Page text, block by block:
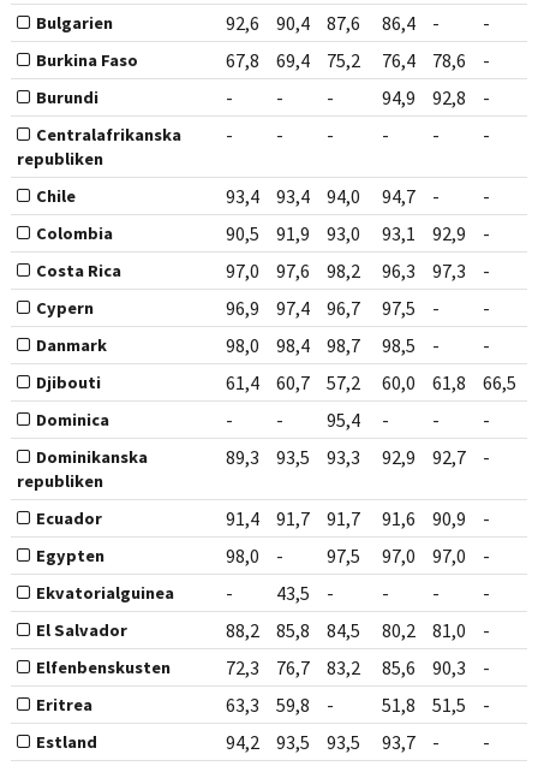
Bulgarien 92,6 90,4 87,6 86,4 - -
Burkina Faso 67,8 69,4 75,2 76,4 78,6 -
Burundi - - - 94,9 92,8 -
Centralafrikanska
republiken
- - - - - -
Chile 93,4 93,4 94,0 94,7 - -
Colombia 90,5 91,9 93,0 93,1 92,9 -
Costa Rica 97,0 97,6 98,2 96,3 97,3 -
Cypern 96,9 97,4 96,7 97,5 - -
Danmark 98,0 98,4 98,7 98,5 - -
Djibouti 61,4 60,7 57,2 60,0 61,8 66,5
Dominica - - 95,4 - - -
Dominikanska
republiken
89,3 93,5 93,3 92,9 92,7 -
Ecuador 91,4 91,7 91,7 91,6 90,9 -
Egypten 98,0 - 97,5 97,0 97,0 -
Ekvatorialguinea - 43,5 - - - -
El Salvador 88,2 85,8 84,5 80,2 81,0 -
Elfenbenskusten 72,3 76,7 83,2 85,6 90,3 -
Eritrea 63,3 59,8 - 51,8 51,5 -
Estland 94,2 93,5 93,5 93,7 - -